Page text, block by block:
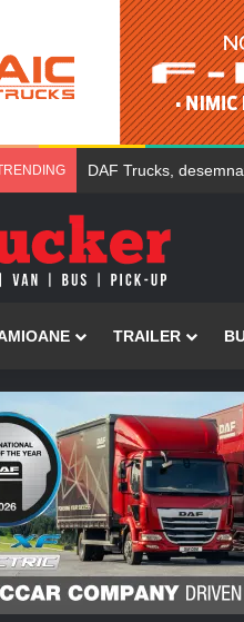
Ford Trucks a livrat
TRAILER